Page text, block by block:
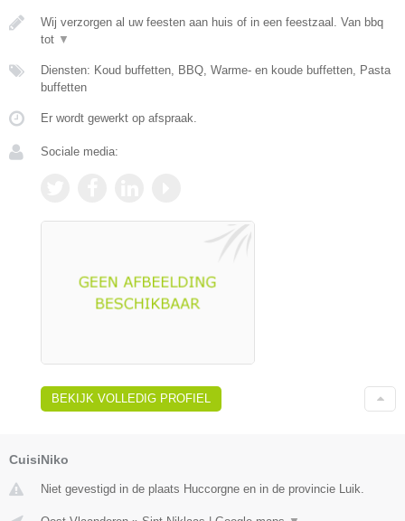
Wij verzorgen al uw feesten aan huis of in een feestzaal. Van bbq
tot ▼
Diensten: Koud buffetten, BBQ, Warme- en koude buffetten, Pasta
buffetten
Er wordt gewerkt op afspraak.
Sociale media:
BEKIJK VOLLEDIG PROFIEL
CuisiNiko
Niet gevestigd in de plaats Huccorgne en in de provincie Luik.